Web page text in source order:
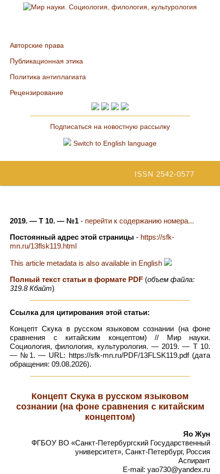
Авторские права
Публикационная этика
Политика антиплагиата
Рецензирование
Подписаться на новостную рассылку
Switch to English language
ISSN 2542-0577
2019. — Т 10. — №1 - перейти к содержанию номера...
Постоянный адрес этой страницы - https://sfk-
mn.ru/13flsk119.html
This article metadata is also available in English
Полный текст статьи в формате PDF (объем файла:
319.8 Кбайт)
Ссылка для цитирования этой статьи:
Концепт Скука в русском языковом сознании (на фоне
сравнения с китайским концептом) // Мир науки.
Социология, филология, культурология. — 2019. — Т 10.
— №1. — URL: https://sfk-mn.ru/PDF/13FLSK119.pdf (дата
обращения: 09.08.2026).
Концепт Скука в русском языковом
сознании (на фоне сравнения с китайским
концептом)
Яо Жун
ФГБОУ ВО «Санкт-Петербургский Государственный
университет», Санкт-Петербург, Россия
Аспирант
E-mail: yao730@yandex.ru